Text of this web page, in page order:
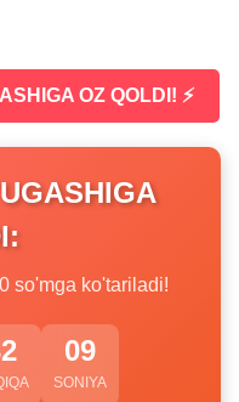
OZ QOLDI! ⚡
so'mga ko'tariladi!
09
SONIYA